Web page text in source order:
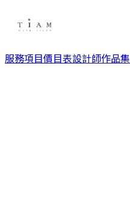
服務項目價目表設計師作品集